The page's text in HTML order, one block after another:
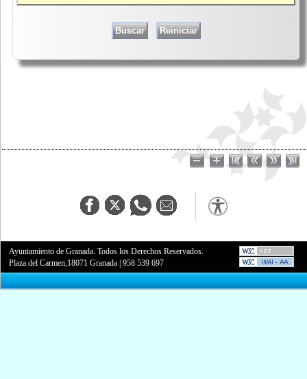
Ayuntamiento de Granada. Todos los Derechos Reservados.
Plaza del Carmen,18071 Granada |958 539 697